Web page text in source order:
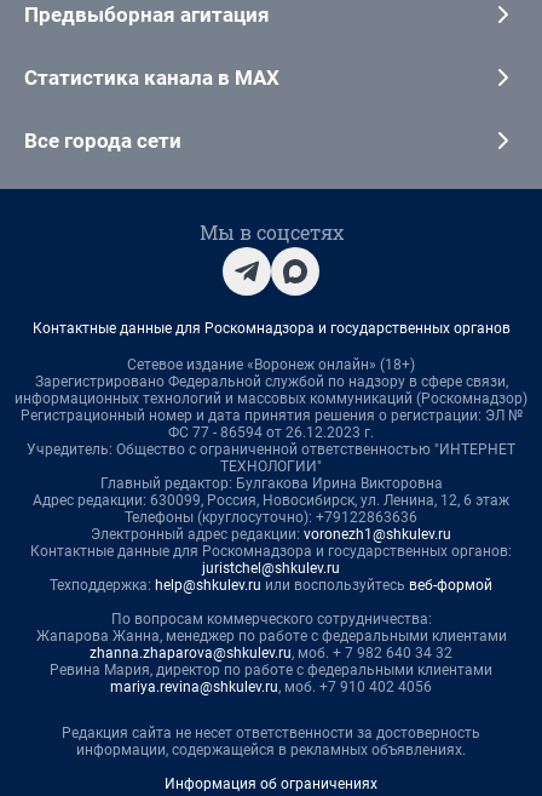
Предвыборная агитация
Статистика канала в MAX
Все города сети
Мы в соцсетях
Контактные данные для Роскомнадзора и государственных органов
Сетевое издание «Воронеж онлайн» (18+)
Зарегистрировано Федеральной службой по надзору в сфере связи,
информационных технологий и массовых коммуникаций (Роскомнадзор)
Регистрационный номер и дата принятия решения о регистрации: ЭЛ №
ФС 77 - 86594 от 26.12.2023 г.
Учредитель: Общество с ограниченной ответственностью "ИНТЕРНЕТ
ТЕХНОЛОГИИ"
Главный редактор: Булгакова Ирина Викторовна
Адрес редакции: 630099, Россия, Новосибирск, ул. Ленина, 12, 6 этаж
Телефоны (круглосуточно): +79122863636
Электронный адрес редакции: voronezh1@shkulev.ru
Контактные данные для Роскомнадзора и государственных органов:
juristchel@shkulev.ru
Техподдержка: help@shkulev.ru или воспользуйтесь веб-формой
По вопросам коммерческого сотрудничества:
Жапарова Жанна, менеджер по работе с федеральными клиентами
zhanna.zhaparova@shkulev.ru, моб. + 7 982 640 34 32
Ревина Мария, директор по работе с федеральными клиентами
mariya.revina@shkulev.ru, моб. +7 910 402 4056
Редакция сайта не несет ответственности за достоверность
информации, содержащейся в рекламных объявлениях.
Информация об ограничениях